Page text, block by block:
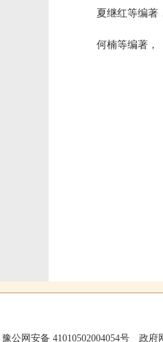
夏继红等编著
何楠等编著，
豫公网安备 41010502004054号 政府